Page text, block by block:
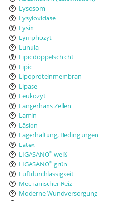
Lysosom
Lysyloxidase
Lysin
Lymphozyt
Lunula
Lipiddoppelschicht
Lipid
Lipoproteinmembran
Lipase
Leukozyt
Langerhans Zellen
Lamin
Läsion
Lagerhaltung, Bedingungen
Latex
LIGASANO®weiß
LIGASANO®grün
Luftdurchlässigkeit
Mechanischer Reiz
Moderne Wundversorgung